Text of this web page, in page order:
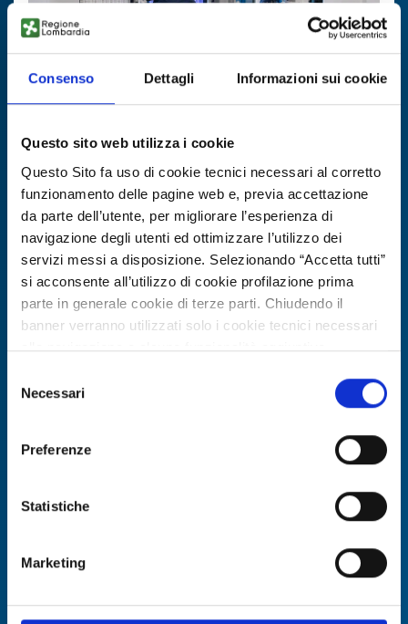
Consenso Dettagli Informazioni sui cookie
Questo sito web utilizza i cookie
Questo Sito fa uso di cookie tecnici necessari al corretto
funzionamento delle pagine web e, previa accettazione
da parte dell’utente, per migliorare l’esperienza di
navigazione degli utenti ed ottimizzare l’utilizzo dei
servizi messi a disposizione. Selezionando “Accetta tutti”
si acconsente all’utilizzo di cookie profilazione prima
parte in generale cookie di terze parti. Chiudendo il
banner verranno utilizzati solo i cookie tecnici necessari
alla navigazione e alcune funzionalità aggiuntive
Per conoscere i dettagli, consulta la nostra cookie policy.
https://www.openinnovation.regione.lombardia.it/it/co
https://www.openinnovation.regione.lombardia.it/it/pr
delNecessari
Preferenze
Statistiche
Marketing
Produttore spagnolo di sistemi
avanzati di purificazione dell’aria
cerca distributori
ID EEN: BOES20260311013
SCOPRI DI PIÙ →